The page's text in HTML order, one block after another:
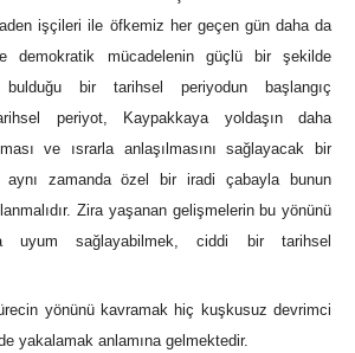
işçileri ile öfkemiz her geçen gün daha da
demokratik mücadelenin güçlü bir şekilde
bir tarihsel periyodun başlangıç
periyot, Kaypakkaya yoldaşın daha
ve ısrarla anlaşılmasını sağlayacak bir
zamanda özel bir iradi çabayla bunun
Zira yaşanan gelişmelerin bu yönünü
uyum sağlayabilmek, ciddi bir tarihsel
yönünü kavramak hiç kuşkusuz devrimci
yakalamak anlamına gelmektedir.